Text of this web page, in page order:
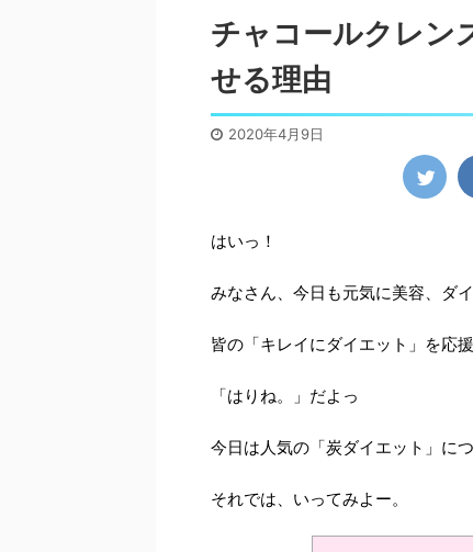
チャコールクレン
せる理由
2020年4月9日
はいっ！
みなさん、今日も元気に美容、ダ
皆の「キレイにダイエット」を応
「はりね。」だよっ
今日は人気の「炭ダイエット」に
それでは、いってみよー。